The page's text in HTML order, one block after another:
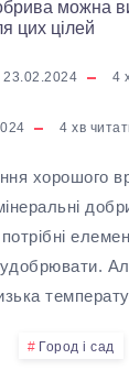
можна
цих цілей
23.02.2024 4
4 хв
хорошого
Город і сад